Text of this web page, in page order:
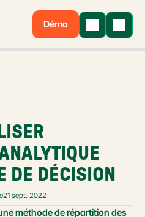
Démo
DE DÉCISION
21 sept. 2022
méthode de répartition des